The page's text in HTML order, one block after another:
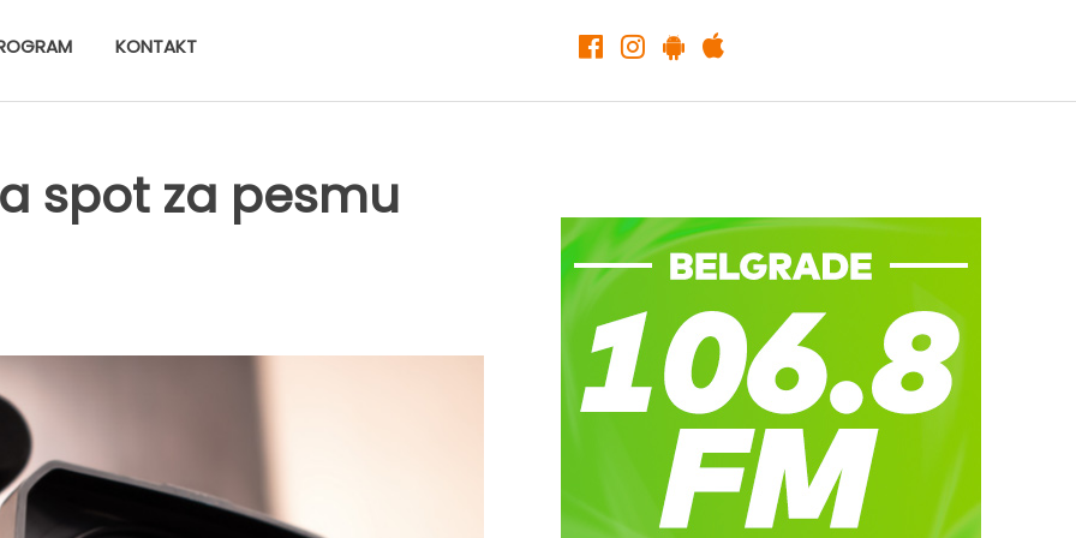
KONTAKT
spot za pesmu